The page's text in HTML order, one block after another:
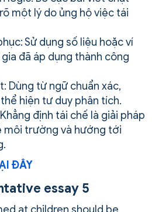
một lý do ủng hộ việc tái
Sử dụng số liệu hoặc ví
đã áp dụng thành công
Dùng từ ngữ chuẩn xác,
hiện tư duy phân tích.
định tái chế là giải pháp
môi trường và hướng tới
ĐÂY
essay 5